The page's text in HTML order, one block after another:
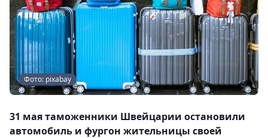
Фото: pixabay
31 мая таможенники Швейцарии остановили
автомобиль и фургон жительницы своей